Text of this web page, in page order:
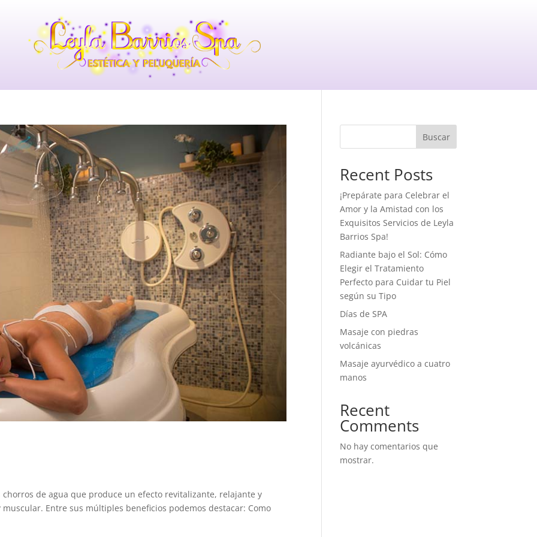
de agua que produce un efecto revitalizante, relajante y
Entre sus múltiples beneficios podemos destacar: Como
Buscar
Recent Posts
¡Prepárate para Celebrar el
Amor y la Amistad con los
Exquisitos Servicios de Leyla
Barrios Spa!
Radiante bajo el Sol: Cómo
Elegir el Tratamiento
Perfecto para Cuidar tu Piel
según su Tipo
Días de SPA
Masaje con piedras
volcánicas
Masaje ayurvédico a cuatro
manos
Recent
Comments
No hay comentarios que
mostrar.